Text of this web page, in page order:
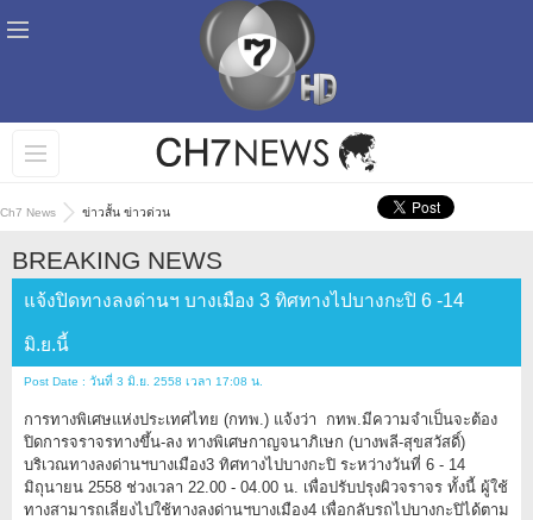
Ch7 News ข่าวสั้น ข่าวด่วน
BREAKING NEWS
แจ้งปิดทางลงด่านฯ บางเมือง 3 ทิศทางไปบางกะปิ 6 -14
มิ.ย.นี้
Post Date : วันที่ 3 มิ.ย. 2558 เวลา 17:08 น.
การทางพิเศษแห่งประเทศไทย (กทพ.) แจ้งว่า กทพ.มีความจำเป็นจะต้อง
ปิดการจราจรทางขึ้น-ลง ทางพิเศษกาญจนาภิเษก (บางพลี-สุขสวัสดิ์)
บริเวณทางลงด่านฯบางเมือง3 ทิศทางไปบางกะปิ ระหว่างวันที่ 6 - 14
มิถุนายน 2558 ช่วงเวลา 22.00 - 04.00 น. เพื่อปรับปรุงผิวจราจร ทั้งนี้ ผู้ใช้
ทางสามารถเลี่ยงไปใช้ทางลงด่านฯบางเมือง4 เพื่อกลับรถไปบางกะปิได้ตาม